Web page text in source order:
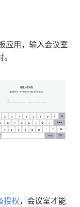
应用，输入会议室
授权，会议室才能